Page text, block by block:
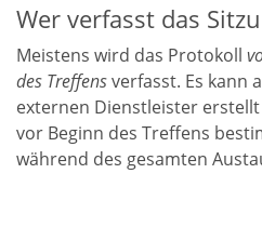
Wer verfasst das
Meistens wird das Protokoll
des Treffensverfasst. Es kann
externen Dienstleister
vor Beginn des Treffens
während des gesamten